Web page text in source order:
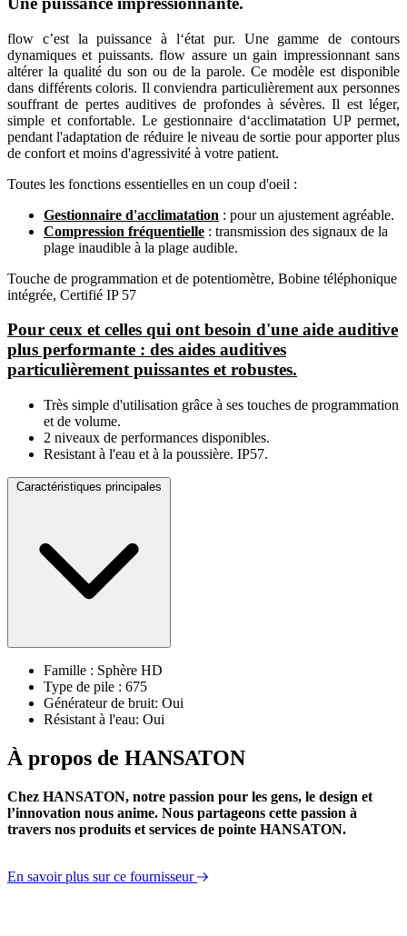
flow c’est la puissance à l‘état pur. Une gamme de contours
dynamiques et puissants. flow assure un gain impressionnant sans
altérer la qualité du son ou de la parole. Ce modèle est disponible
dans différents coloris. Il conviendra particulièrement aux personnes
souffrant de pertes auditives de profondes à sévères. Il est léger,
simple et confortable. Le gestionnaire d‘acclimatation UP permet,
pendant l'adaptation de réduire le niveau de sortie pour apporter plus
de confort et moins d'agressivité à votre patient.
Toutes les fonctions essentielles en un coup d'oeil :
Gestionnaire d'acclimatation : pour un ajustement agréable.
Compression fréquentielle : transmission des signaux de la
plage inaudible à la plage audible.
Touche de programmation et de potentiomètre, Bobine téléphonique
intégrée, Certifié IP 57
Pour ceux et celles qui ont besoin d'une aide auditive
plus performante : des aides auditives
particulièrement puissantes et robustes.
Très simple d'utilisation grâce à ses touches de programmation
et de volume.
2 niveaux de performances disponibles.
Resistant à l'eau et à la poussière. IP57.
Caractéristiques principales
Famille : Sphère HD
Type de pile : 675
Générateur de bruit: Oui
Résistant à l'eau: Oui
À propos de HANSATON
Chez HANSATON, notre passion pour les gens, le design et
l’innovation nous anime. Nous partageons cette passion à
travers nos produits et services de pointe HANSATON.
En savoir plus sur ce fournisseur